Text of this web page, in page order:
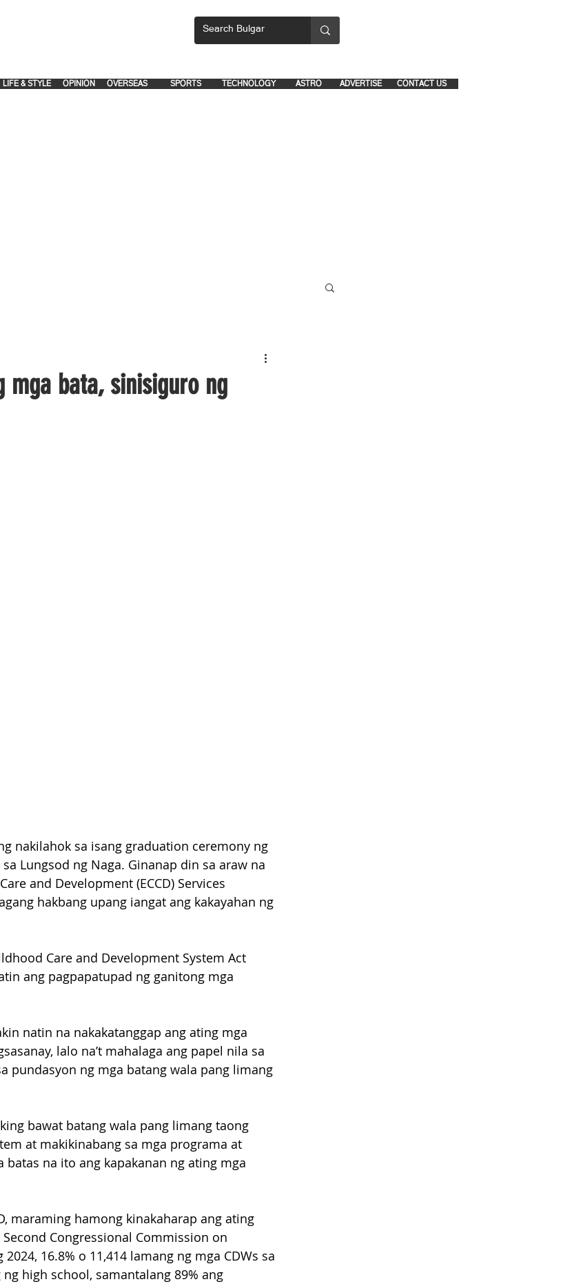
CONTACT US
ADVERTISE
ASTRO
TECHNOLOGY
SPORTS
OVERSEAS
OPINION
LIFE & STYLE . .
mga bata, sinisiguro ng
nakilahok sa isang graduation ceremony ng
Lungsod ng Naga. Ginanap din sa araw na
and Development (ECCD) Services
hakbang upang iangat ang kakayahan ng
Care and Development System Act
ang pagpapatupad ng ganitong mga
natin na nakakatanggap ang ating mga
lalo na’t mahalaga ang papel nila sa
pundasyon ng mga batang wala pang limang
bawat batang wala pang limang taong
at makikinabang sa mga programa at
na ito ang kapakanan ng ating mga
maraming hamong kinakaharap ang ating
Congressional Commission on
16.8% o 11,414 lamang ng mga CDWs sa
high school, samantalang 89% ang